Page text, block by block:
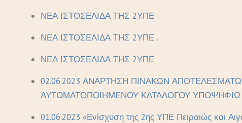
ΝΕΑ ΙΣΤΟΣΕΛΙΔΑ ΤΗΣ 2ΥΠΕ
ΝΕΑ ΙΣΤΟΣΕΛΙΔΑ ΤΗΣ 2ΥΠΕ .
ΝΕΑ ΙΣΤΟΣΕΛΙΔΑ ΤΗΣ 2ΥΠΕ
02.06.2023 ΑΝΑΡΤΗΣΗ ΠΙΝΑΚΩΝ
ΑΥΤΟΜΑΤΟΠΟΙΗΜΕΝΟΥ ΚΑΤΑΛΟΓΟΥ ΥΠΟΨΗΦΙΩ
01.06.2023 «Ενίσχυση της 2ης ΥΠΕ Πειραιώς και